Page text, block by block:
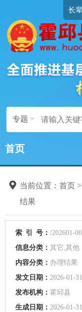
长
专题
首页
当前位置： 首页 >
结果
索 引 号： /202601-
信息分类： 其它,其他
内容分类： 办理结果
发文日期： 2026-01-
发布机构： 霍邱县
生成日期： 2026-01-